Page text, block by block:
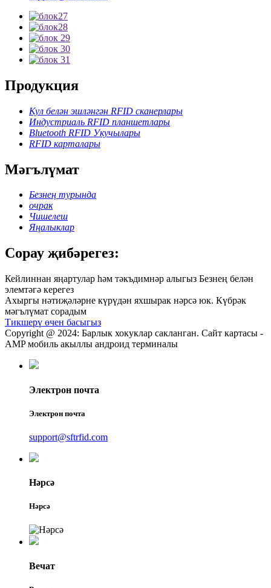
Продукция
Кул белән эшләнгән RFID сканерлары
Индустриаль RFID планшетлары
Bluetooth RFID Укучылары
RFID карталары
Мәгълүмат
Безнең турында
очрак
Чишелеш
Яңалыклар
Сорау җибәрегез:
Кейлиннан яңартулар һәм тәкъдимнәр алыгыз Безнең белән
элемтәгә керегез
Ахыргы нәтиҗәләрне күрүдән яхшырак нәрсә юк. Күбрәк
мәгълүмат сорадым
Тикшерү өчен басыгыз
Copyright @ 2024: Барлык хокуклар сакланган. Сайт картасы -
AMP мобиль акыллы андроид терминалы
Электрон почта
Электрон почта
support@sftrfid.com
Нәрсә
Нәрсә
Вечат